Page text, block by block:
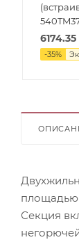
6174.35
-35%
площадью
Секция